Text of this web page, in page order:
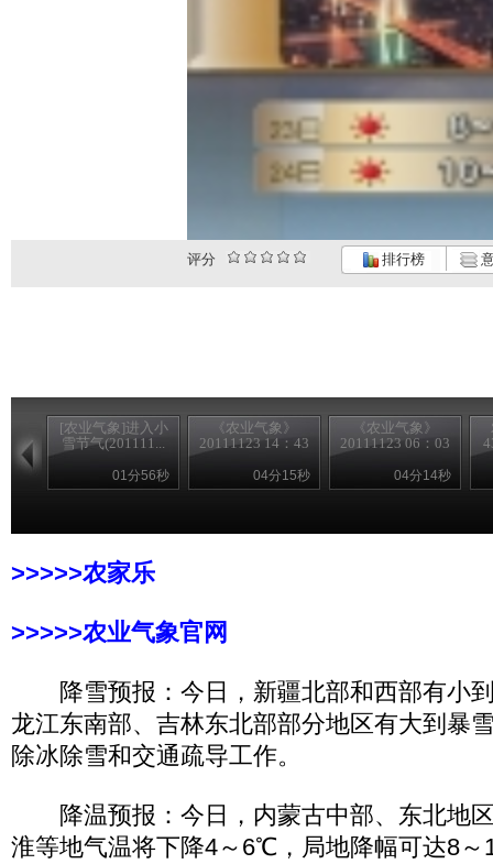
评分 排行榜
[农业气象]进入小
雪节气(201111...
01分56秒
《农业气象》
20111123 14：43
04分15秒
《农业气象》
20111123 06：03
04分14秒
>>>>>农家乐
>>>>>农业气象官网
降雪预报：今日，新疆北部和西部有小
龙江东南部、吉林东北部部分地区有大到暴
除冰除雪和交通疏导工作。
降温预报：今日，内蒙古中部、东北地
淮等地气温将下降4～6℃，局地降幅可达8